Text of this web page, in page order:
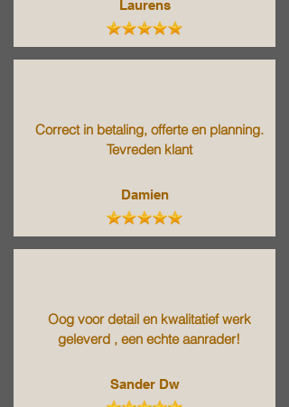
Laurens
Correct in betaling, offerte en planning.
Tevreden klant
Damien
Oog voor detail en kwalitatief werk
geleverd , een echte aanrader!
Sander Dw